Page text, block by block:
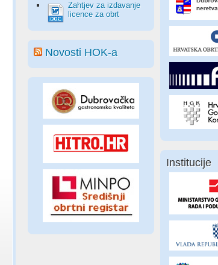
Zahtjev za izdavanje
licence za obrt
Novosti HOK-a
Institucije